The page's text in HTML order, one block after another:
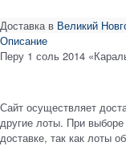
Доставка в Великий
Описание
Перу 1 соль 2014
Сайт осуществляет
другие лоты. При
доставке, так как лоты